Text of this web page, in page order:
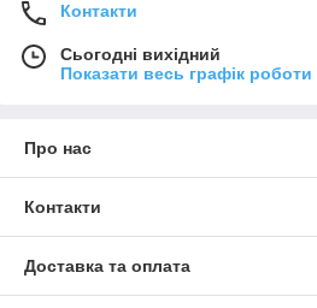
Контакти
Сьогодні вихідний
Показати весь графік роботи
Про нас
Контакти
Доставка та оплата